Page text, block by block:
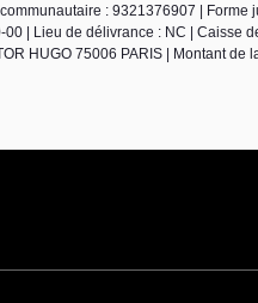
: 9321376907 |
| Lieu de délivrance : NC | Caisse
HUGO 75006 PARIS | Montant